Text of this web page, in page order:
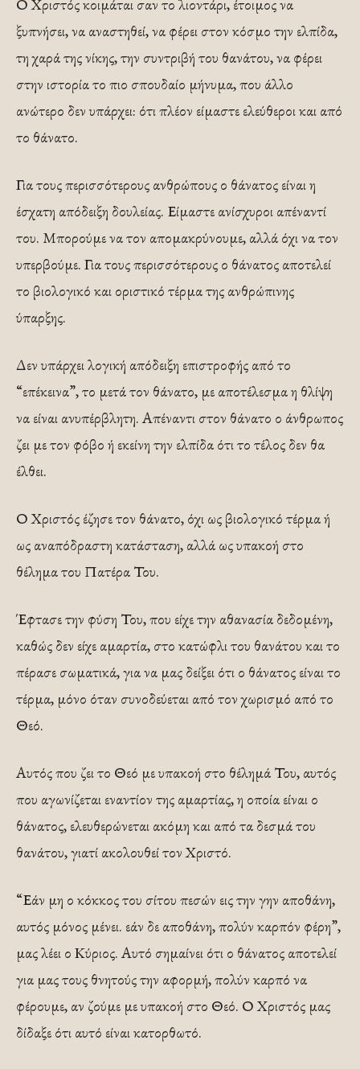
Ο Χριστός κοιμάται σαν το λιοντάρι, έτοιμος να
ξυπνήσει, να αναστηθεί, να φέρει στον κόσμο την ελπίδα,
τη χαρά της νίκης, την συντριβή του θανάτου, να φέρει
στην ιστορία το πιο σπουδαίο μήνυμα, που άλλο
ανώτερο δεν υπάρχει: ότι πλέον είμαστε ελεύθεροι και από
το θάνατο.
Για τους περισσότερους ανθρώπους ο θάνατος είναι η
έσχατη απόδειξη δουλείας. Είμαστε ανίσχυροι απέναντί
του. Μπορούμε να τον απομακρύνουμε, αλλά όχι να τον
υπερβούμε. Για τους περισσότερους ο θάνατος αποτελεί
το βιολογικό και οριστικό τέρμα της ανθρώπινης
ύπαρξης.
Δεν υπάρχει λογική απόδειξη επιστροφής από το
“επέκεινα”, το μετά τον θάνατο, με αποτέλεσμα η θλίψη
να είναι ανυπέρβλητη. Απέναντι στον θάνατο ο άνθρωπος
ζει με τον φόβο ή εκείνη την ελπίδα ότι το τέλος δεν θα
έλθει.
Ο Χριστός έζησε τον θάνατο, όχι ως βιολογικό τέρμα ή
ως αναπόδραστη κατάσταση, αλλά ως υπακοή στο
θέλημα του Πατέρα Του.
Έφτασε την φύση Του, που είχε την αθανασία δεδομένη,
καθώς δεν είχε αμαρτία, στο κατώφλι του θανάτου και το
πέρασε σωματικά, για να μας δείξει ότι ο θάνατος είναι το
τέρμα, μόνο όταν συνοδεύεται από τον χωρισμό από το
Θεό.
Αυτός που ζει το Θεό με υπακοή στο θέλημά Του, αυτός
που αγωνίζεται εναντίον της αμαρτίας, η οποία είναι ο
θάνατος, ελευθερώνεται ακόμη και από τα δεσμά του
θανάτου, γιατί ακολουθεί τον Χριστό.
“Εάν μη ο κόκκος του σίτου πεσών εις την γην αποθάνη,
αυτός μόνος μένει. εάν δε αποθάνη, πολύν καρπόν φέρη”,
μας λέει ο Κύριος. Αυτό σημαίνει ότι ο θάνατος αποτελεί
για μας τους θνητούς την αφορμή, πολύν καρπό να
φέρουμε, αν ζούμε με υπακοή στο Θεό. Ο Χριστός μας
δίδαξε ότι αυτό είναι κατορθωτό.